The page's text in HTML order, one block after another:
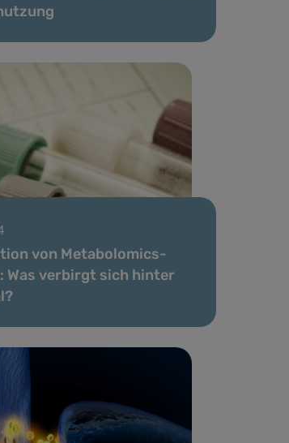
von Metabolomics-
Was verbirgt sich hinter